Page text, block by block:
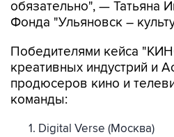
обязательно", — Татьяна
Фонда "Ульяновск –
Победителями кейса
креативных индустрий и
продюсеров кино и
команды:
Digital Verse (Москва)